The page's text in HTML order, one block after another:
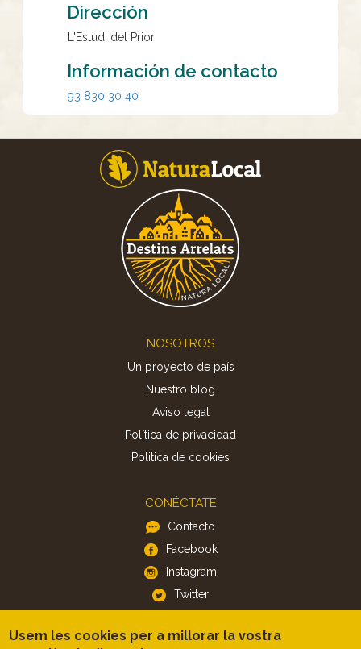
Dirección
L'Estudi del Prior
Información de contacto
93 830 30 40
NOSOTROS
Un proyecto de país
Nuestro blog
Aviso legal
Política de privacidad
Politica de cookies
CONÉCTATE
Contacto
Facebook
Instagram
Twitter
APP
Usem les cookies per a millorar la vostra